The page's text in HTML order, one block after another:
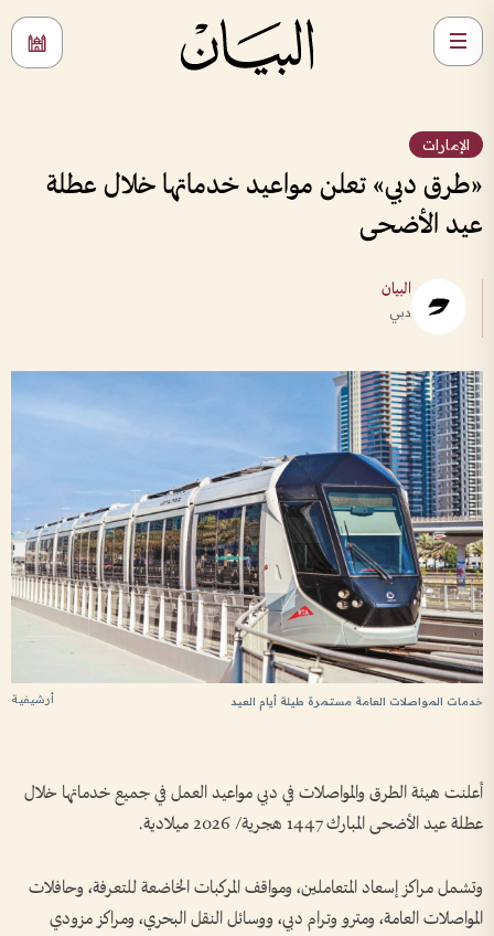
الإمارات
«طرق دبي» تعلن مواعيد خدماتها خلال عطلة
عيد الأضحى
البيان
دبي
أرشيفية خدمات المواصلات العامة مستمرة طيلة أيام العيد
أعلنت هيئة الطرق والمواصلات في دبي مواعيد العمل في جميع خدماتها خلال
عطلة عيد الأضحى المبارك 1447 هجرية/ 2026 ميلادية.
وتشمل مراكز إسعاد المتعاملين، ومواقف المركبات الخاضعة للتعرفة، وحافلات
المواصلات العامة، ومترو وترام دبي، ووسائل النقل البحري، ومراكز مزودي